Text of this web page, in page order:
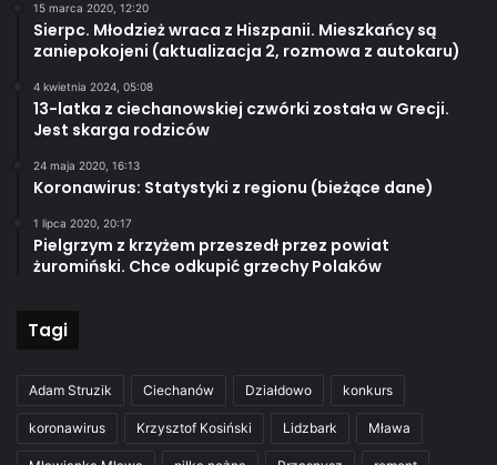
15 marca 2020, 12:20
Sierpc. Młodzież wraca z Hiszpanii. Mieszkańcy są
zaniepokojeni (aktualizacja 2, rozmowa z autokaru)
4 kwietnia 2024, 05:08
13-latka z ciechanowskiej czwórki została w Grecji.
Jest skarga rodziców
24 maja 2020, 16:13
Koronawirus: Statystyki z regionu (bieżące dane)
1 lipca 2020, 20:17
Pielgrzym z krzyżem przeszedł przez powiat
żuromiński. Chce odkupić grzechy Polaków
Tagi
Adam Struzik Ciechanów Działdowo konkurs
koronawirus Krzysztof Kosiński Lidzbark Mława